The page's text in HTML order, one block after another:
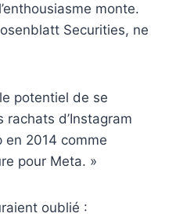
monte.
Securities, ne
potentiel de se
d’Instagram
en 2014 comme
pour Meta. »
oublié :